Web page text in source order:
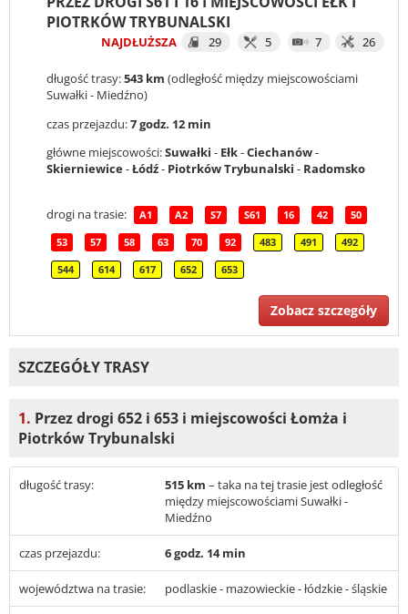
PIOTRKÓW TRYBUNALSKI
NAJDŁUŻSZA 29 5 7 26
długość trasy:543 km (odległość między miejscowościami
Suwałki - Miedźno)
czas przejazdu:7 godz. 12 min
główne miejscowości:Suwałki - Ełk-Ciechanów-
Skierniewice-Łódź- Piotrków Trybunalski - Radomsko
drogi na trasie: A1 A2 S7 S61 16 42 50
53 57 58 63 70 92 483 491 492
544 614 617 652 653
Zobacz szczegóły
SZCZEGÓŁY TRASY
1. Przez drogi 652 i 653 i miejscowości Łomża i
Piotrków Trybunalski
długość trasy: 515 km – taka na tej trasie jest odległość
między miejscowościami Suwałki -
Miedźno
czas przejazdu: 6 godz. 14 min
województwa na trasie: podlaskie - mazowieckie - łódzkie - śląskie